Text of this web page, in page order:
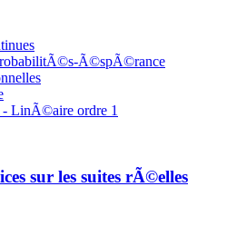
Ã©spÃ©rance
LinÃ©aire ordre 1
sur les suites rÃ©elles